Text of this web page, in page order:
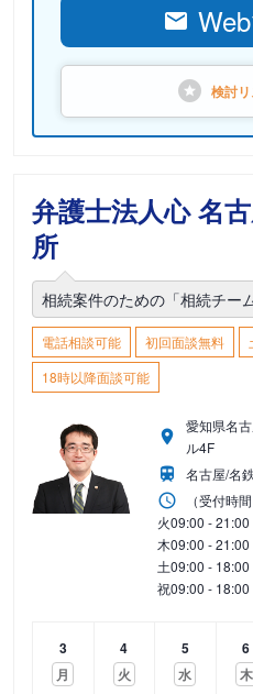
検討
弁護士法人心 名
所
相続案件のための「相続チー
電話相談可能 初回面談無料
18時以降面談可能
愛知県名
ル4F
名古屋/名
（受付時間
火09:00 - 21:00
木09:00 - 21:00
土09:00 - 18:00
祝09:00 - 18:00
3
月
4
火
5
水
6
木